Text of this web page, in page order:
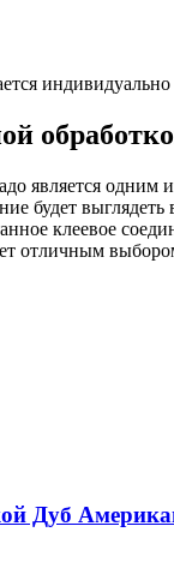
является
будет
клеевое
отличным
Дуб